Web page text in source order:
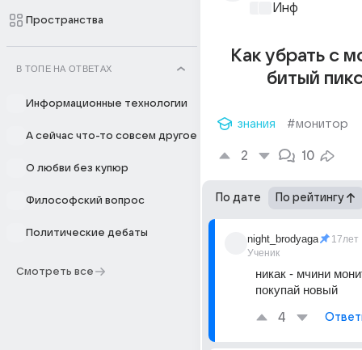
Пространства
В ТОПЕ НА ОТВЕТАХ
Информационные технологии
А сейчас что-то совсем другое
О любви без купюр
Философский вопрос
Политические дебаты
Смотреть все
Как убрать с
битый
знания #монитор
2 10
По дате По рейтингу
night_brodyaga
Ученик
17лет
никак - мчини
покупай новый
4